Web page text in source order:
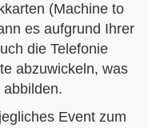
(Machine to
es aufgrund Ihrer
die Telefonie
abzuwickeln, was
Event zum